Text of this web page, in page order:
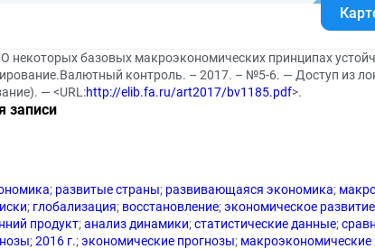
О некоторых базовых макроэкономических принципах
контроль. – 2017. – №5-6. — Доступ из
— <URL:http://elib.fa.ru/art2017/bv1185.pdf>.
записи
; развитые страны; развивающаяся экономика;
; глобализация; восстановление;экономическое развитие
продукт;анализ динамики;статистические данные;
;2016 г.;экономические прогнозы; макроэкономические